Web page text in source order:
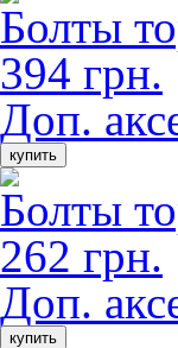
Болты
394 грн.
Доп.
купить
Болты
262 грн.
Доп.
купить